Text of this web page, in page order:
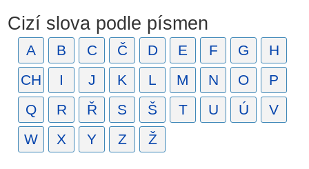
Cizí slova podle písmen
A B C Č D E F G
H
CH
I J K L M N O
P
Q
R Ř S Š T U Ú
V
W
X Y Z Ž